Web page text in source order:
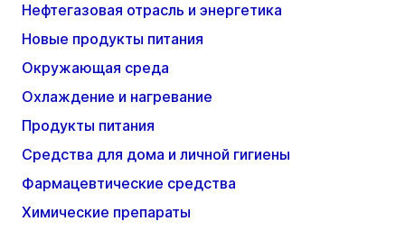
Нефтегазовая отрасль и энергетика
Новые продукты питания
Окружающая среда
Охлаждение и нагревание
Продукты питания
Средства для дома и личной гигиены
Фармацевтические средства
Химические препараты